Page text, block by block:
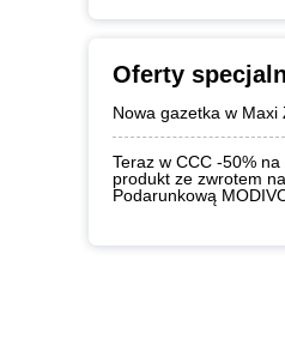
Oferty
Nowa gazetka w Maxi
Teraz w CCC -50%
produkt ze zwrotem
Podarunkową